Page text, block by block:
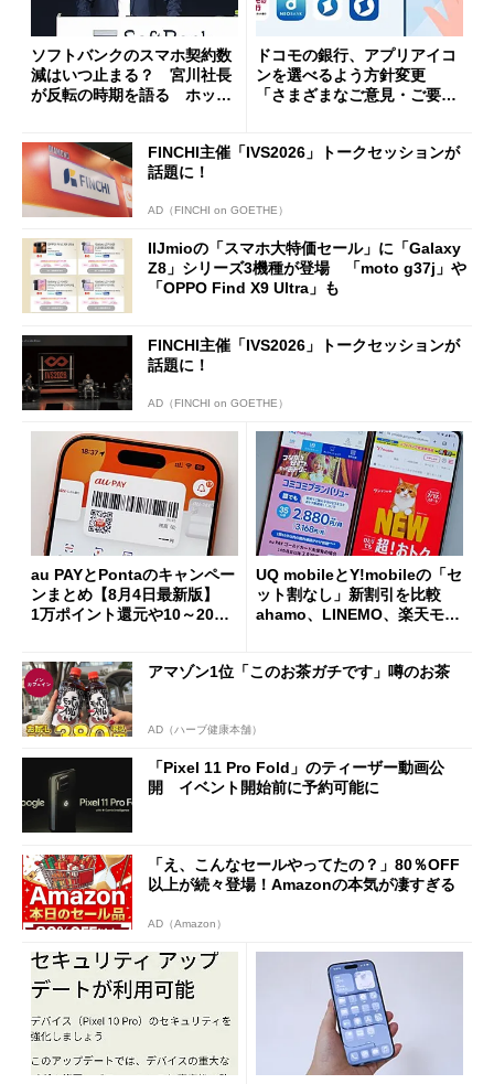
ソフトバンクのスマホ契約数
減はいつ止まる？ 宮川社長
が反転の時期を語る ホッピ
ドコモの銀行、アプリアイコ
ンを選べるよう方針変更
「さまざまなご意見・ご要望
FINCHI主催「IVS2026」トークセッションが
話題に！
AD（FINCHI on GOETHE）
IIJmioの「スマホ大特価セール」に「Galaxy
Z8」シリーズ3機種が登場 「moto g37j」や
「OPPO Find X9 Ultra」も
FINCHI主催「IVS2026」トークセッションが
話題に！
AD（FINCHI on GOETHE）
au PAYとPontaのキャンペー
ンまとめ【8月4日最新版】
1万ポイント還元や10～20％
UQ mobileとY!mobileの「セ
ット割なし」新割引を比較
ahamo、LINEMO、楽天モバ
アマゾン1位「このお茶ガチです」噂のお茶
AD（ハーブ健康本舗）
「Pixel 11 Pro Fold」のティーザー動画公
開 イベント開始前に予約可能に
「え、こんなセールやってたの？」80％OFF
以上が続々登場！Amazonの本気が凄すぎる
AD（Amazon）